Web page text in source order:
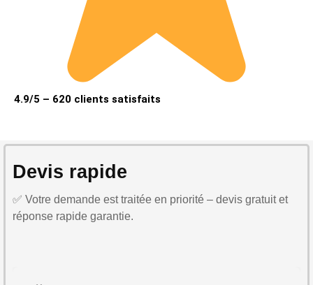
4.9/5 – 620 clients satisfaits
Devis rapide
✅ Votre demande est traitée en priorité – devis gratuit et
réponse rapide garantie.